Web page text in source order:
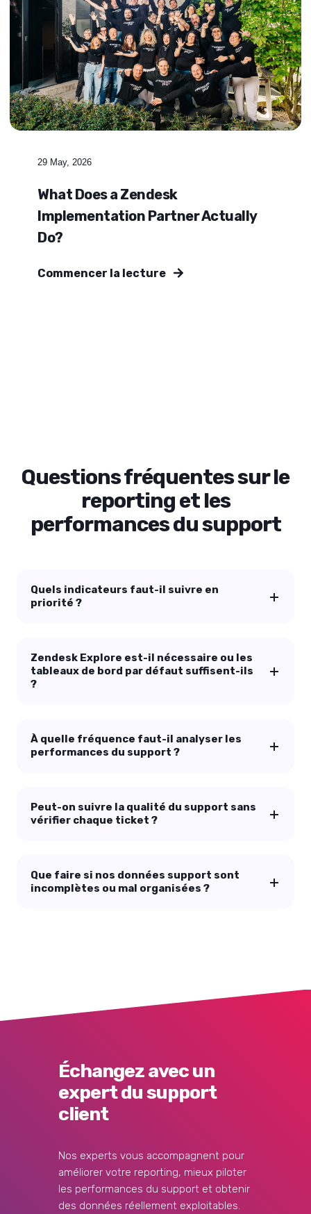
29 May, 2026
What Does a Zendesk
Implementation Partner Actually
Do?
Commencer la lecture
Questions fréquentes sur le
reporting et les
performances du support
Quels indicateurs faut-il suivre en
priorité ?
Zendesk Explore est-il nécessaire ou les
tableaux de bord par défaut suffisent-ils
?
À quelle fréquence faut-il analyser les
performances du support ?
Peut-on suivre la qualité du support sans
vérifier chaque ticket ?
Que faire si nos données support sont
incomplètes ou mal organisées ?
Échangez avec un
expert du support
client
Nos experts vous accompagnent pour
améliorer votre reporting, mieux piloter
les performances du support et obtenir
des données réellement exploitables.